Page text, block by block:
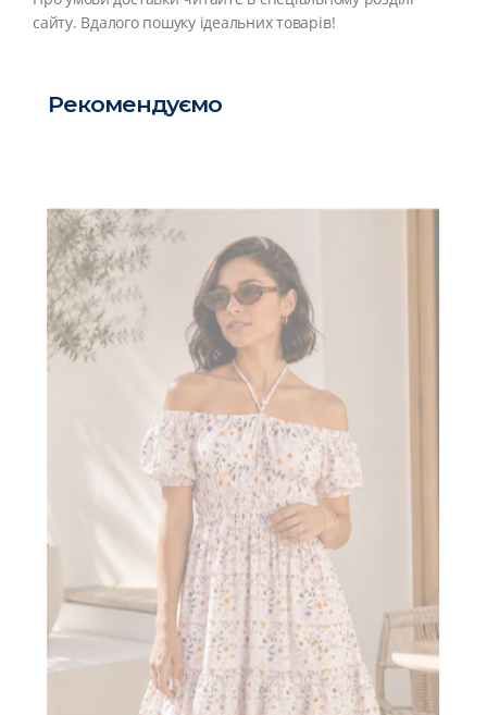
сайту. Вдалого пошуку ідеальних товарів!
Рекомендуємо